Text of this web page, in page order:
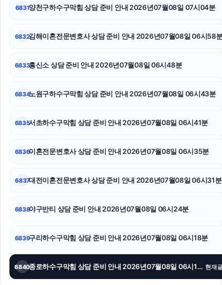
탐정사무소
이혼재산분할
폰테크
6831양천구하수구막힘 상담 준비 안내 2026년07월08일 07시04분
6832김해이혼전문변호사 상담 준비 안내 2026년07월08일 06시58
6833흥신소 상담 준비 안내 2026년07월08일 06시48분
6834노원구하수구막힘 상담 준비 안내 2026년07월08일 06시43분
6835서초하수구막힘 상담 준비 안내 2026년07월08일 06시41분
6836이혼전문변호사 상담 준비 안내 2026년07월08일 06시35분
6837대전이혼전문변호사 상담 준비 안내 2026년07월08일 06시31분
6838야구반티 상담 준비 안내 2026년07월08일 06시24분
6839구리하수구막힘 상담 준비 안내 2026년07월08일 06시18분
6840 종로하수구막힘 상담 준비 안내 2026년07월08일 06시13분 현재